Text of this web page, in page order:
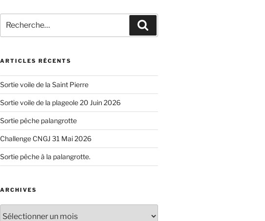
pour
:
ARTICLES RÉCENTS
Sortie voile de la Saint Pierre
Sortie voile de la plageole 20 Juin 2026
Sortie pêche palangrotte
Challenge CNGJ 31 Mai 2026
Sortie pêche à la palangrotte.
ARCHIVES